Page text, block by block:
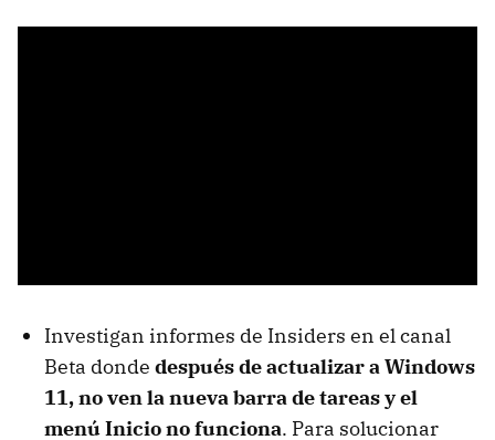
Investigan informes de Insiders en el canal
Beta donde después de actualizar a Windows
11, no ven la nueva barra de tareas y el
menú Inicio no funciona. Para solucionar